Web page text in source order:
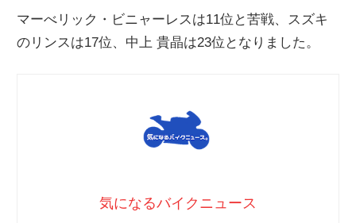
ュ
マーべリック・ビニャーレスは11位と苦戦、スズキ
のリンスは17位、中上 貴晶は23位となりました。
気になるバイクニュース